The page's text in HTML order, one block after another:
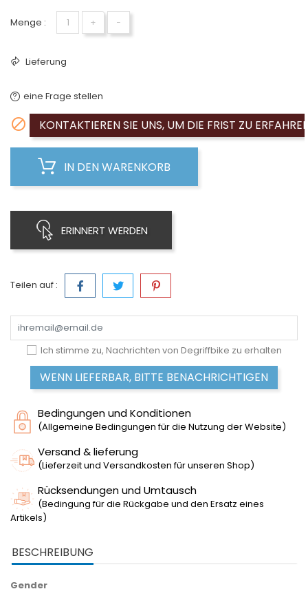
Menge : + −
Lieferung
eine Frage stellen
 KONTAKTIEREN SIE UNS, UM DIE FRIST ZU
IN DEN WARENKORB
ERINNERT WERDEN
Teilen auf :
Ich stimme zu, Nachrichten von Degriffbike zu erhalten
WENN LIEFERBAR, BITTE BENACHRICHTIGEN
Bedingungen und Konditionen
(Allgemeine Bedingungen für die Nutzung der Website)
Versand & lieferung
(Lieferzeit und Versandkosten für unseren Shop)
Rücksendungen und Umtausch
(Bedingung für die Rückgabe und den Ersatz eines
Artikels)
BESCHREIBUNG
Gender